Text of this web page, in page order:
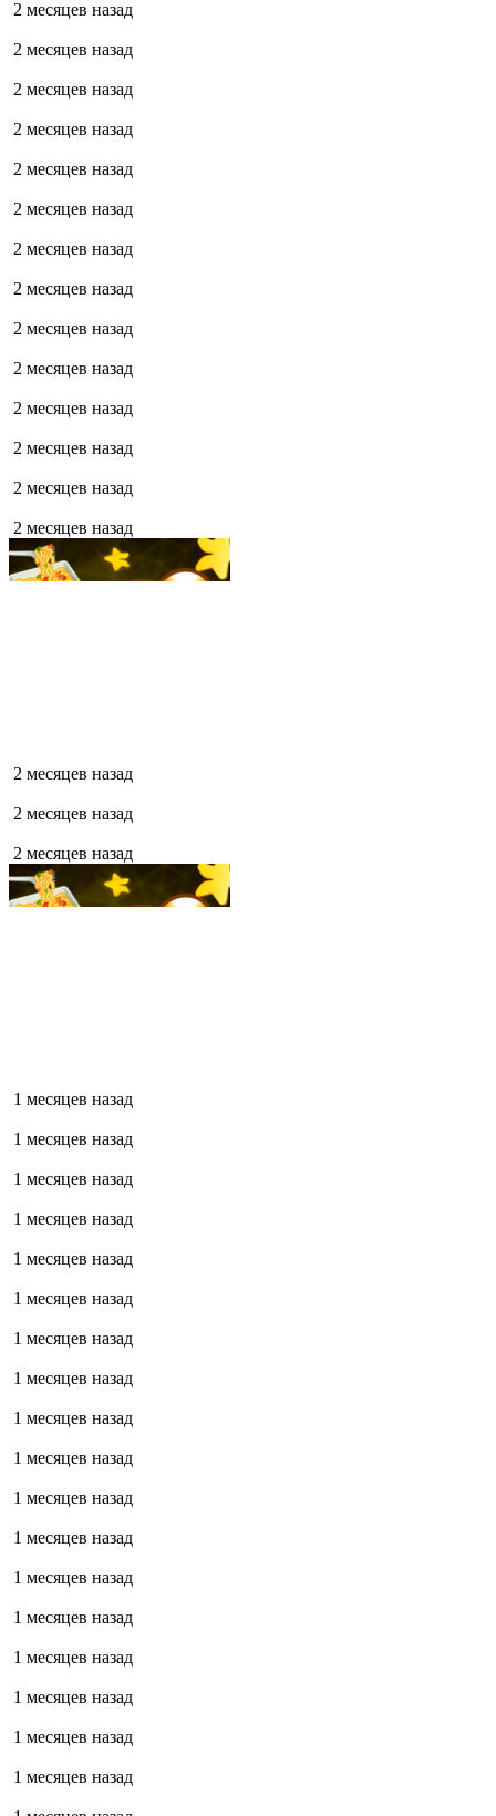
2 месяцев назад
2 месяцев назад
2 месяцев назад
2 месяцев назад
2 месяцев назад
2 месяцев назад
2 месяцев назад
2 месяцев назад
2 месяцев назад
2 месяцев назад
2 месяцев назад
2 месяцев назад
2 месяцев назад
2 месяцев назад
2 месяцев назад
2 месяцев назад
2 месяцев назад
1 месяцев назад
1 месяцев назад
1 месяцев назад
1 месяцев назад
1 месяцев назад
1 месяцев назад
1 месяцев назад
1 месяцев назад
1 месяцев назад
1 месяцев назад
1 месяцев назад
1 месяцев назад
1 месяцев назад
1 месяцев назад
1 месяцев назад
1 месяцев назад
1 месяцев назад
1 месяцев назад